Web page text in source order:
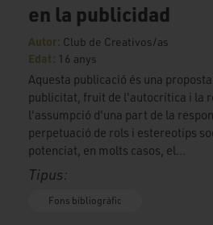
en la publicidad
Autor: Club de Creativos/as
Edat: 16 anys
Aquesta publicació és una
publicitat, fruit de l'autocrítica i la
l'assumpció d'una part de la
perpetuació de rols i estereotips
potenciat, en molts casos, el...
Tipus:
Fons bibliogràfic